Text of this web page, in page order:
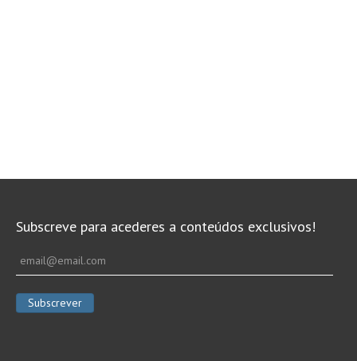
Subscreve para acederes a conteúdos exclusivos!